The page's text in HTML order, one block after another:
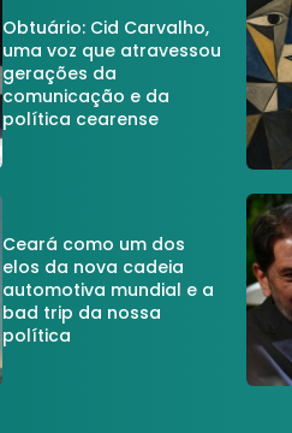
Obtuário: Cid Carvalho,
uma voz que atravessou
gerações da
comunicação e da
política cearense
Ceará como um dos
elos da nova cadeia
automotiva mundial e a
bad trip da nossa
política